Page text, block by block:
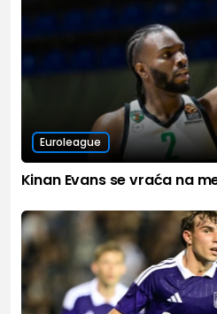
Euroleague
Kinan Evans se vraća na